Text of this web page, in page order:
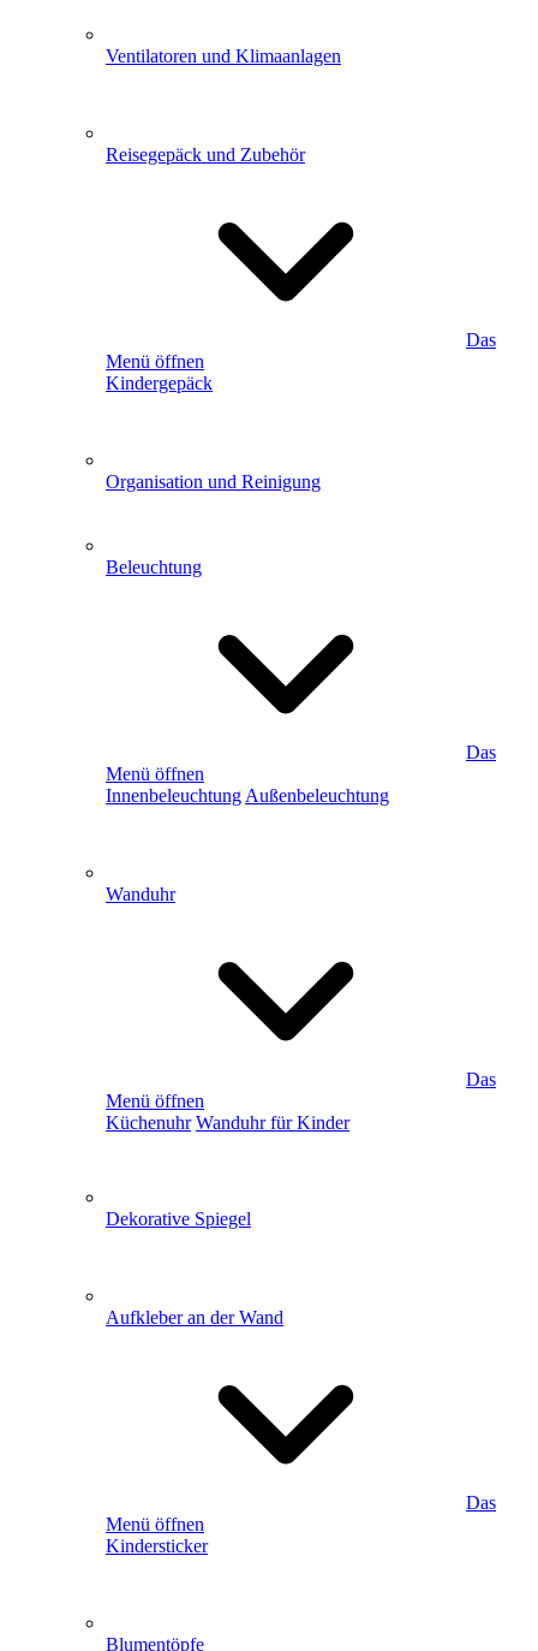
Ventilatoren und Klimaanlagen
Reisegepäck und Zubehör
Das
Menü öffnen
Kindergepäck
Organisation und Reinigung
Beleuchtung
Das
Menü öffnen
Innenbeleuchtung Außenbeleuchtung
Wanduhr
Das
Menü öffnen
Küchenuhr Wanduhr für Kinder
Dekorative Spiegel
Aufkleber an der Wand
Das
Menü öffnen
Kindersticker
Blumentöpfe